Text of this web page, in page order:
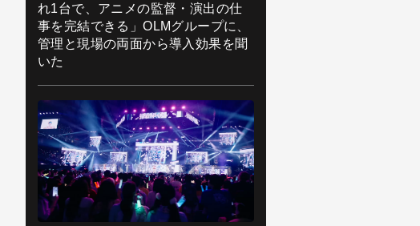
れ1台で、アニメの監督・演出の仕
事を完結できる」OLMグループに、
管理と現場の両面から導入効果を聞
いた